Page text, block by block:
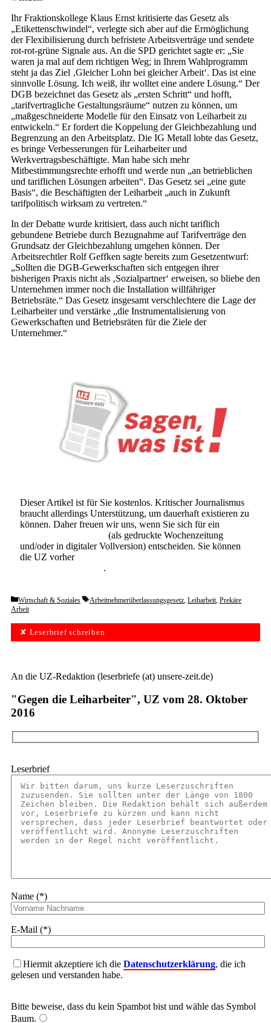
Ihr Fraktionskollege Klaus Ernst kritisierte das Gesetz als
„Etikettenschwindel“, verlegte sich aber auf die Ermöglichung
der Flexibilisierung durch befristete Arbeitsverträge und sendete
rot-rot-grüne Signale aus. An die SPD gerichtet sagte er: „Sie
waren ja mal auf dem richtigen Weg; in Ihrem Wahlprogramm
steht ja das Ziel ‚Gleicher Lohn bei gleicher Arbeit‘. Das ist eine
sinnvolle Lösung. Ich weiß, ihr wolltet eine andere Lösung.“ Der
DGB bezeichnet das Gesetz als „ersten Schritt“ und hofft,
„tarifvertragliche Gestaltungsräume“ nutzen zu können, um
„maßgeschneiderte Modelle für den Einsatz von Leiharbeit zu
entwickeln.“ Er fordert die Koppelung der Gleichbezahlung und
Begrenzung an den Arbeitsplatz. Die IG Metall lobte das Gesetz,
es bringe Verbesserungen für Leiharbeiter und
Werkvertragsbeschäftigte. Man habe sich mehr
Mitbestimmungsrechte erhofft und werde nun „an betrieblichen
und tariflichen Lösungen arbeiten“. Das Gesetz sei „eine gute
Basis“, die Beschäftigten der Leiharbeit „auch in Zukunft
tarifpolitisch wirksam zu vertreten.“
In der Debatte wurde kritisiert, dass auch nicht tariflich
gebundene Betriebe durch Bezugnahme auf Tarifverträge den
Grundsatz der Gleichbezahlung umgehen können. Der
Arbeitsrechtler Rolf Geffken sagte bereits zum Gesetzentwurf:
„Sollten die DGB-Gewerkschaften sich entgegen ihrer
bisherigen Praxis nicht als ‚Sozialpartner‘ erweisen, so bliebe den
Unternehmen immer noch die Installation willfähriger
Betriebsräte.“ Das Gesetz insgesamt verschlechtere die Lage der
Leiharbeiter und verstärke „die Ins­trumentalisierung von
Gewerkschaften und Betriebsräten für die Ziele der
Unternehmer.“
Dieser Artikel ist für Sie kostenlos. Kritischer Journalismus
braucht allerdings Unterstützung, um dauerhaft existieren zu
können. Daher freuen wir uns, wenn Sie sich für ein
(als gedruckte Wochenzeitung
und/oder in digitaler Vollversion) entscheiden. Sie können
die UZ vorher
.
Categories
Wirtschaft & Soziales Tags
Arbeitnehmerüberlassungsgesetz, Leiharbeit, Prekäre
Arbeit
✘ Leserbrief schreiben
An die UZ-Redaktion (leserbriefe (at) unsere-zeit.de)
"Gegen die Leiharbeiter", UZ vom 28. Oktober
2016
Leserbrief
Name (*)
E-Mail (*)
Hiermit akzeptiere ich die Datenschutzerklärung, die ich
gelesen und verstanden habe.
Bitte beweise, dass du kein Spambot bist und wähle das Symbol
Baum.